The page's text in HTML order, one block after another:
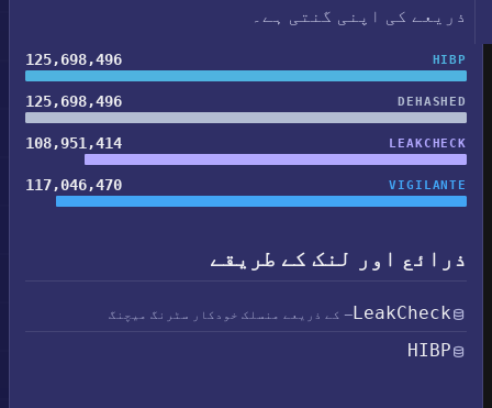
ذریعے کی اپنی گنتی ہے۔
HIBP
125,698,496
DEHASHED
125,698,496
LEAKCHECK
108,951,414
VIGILANTE
117,046,470
ذرائع اور لنک کے طریقے
LeakCheck— کے ذریعے منسلک خودکار سٹرنگ میچنگ
HIBP